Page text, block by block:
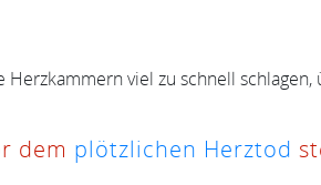
viel zu schnell
dem plötzlichen Herztod